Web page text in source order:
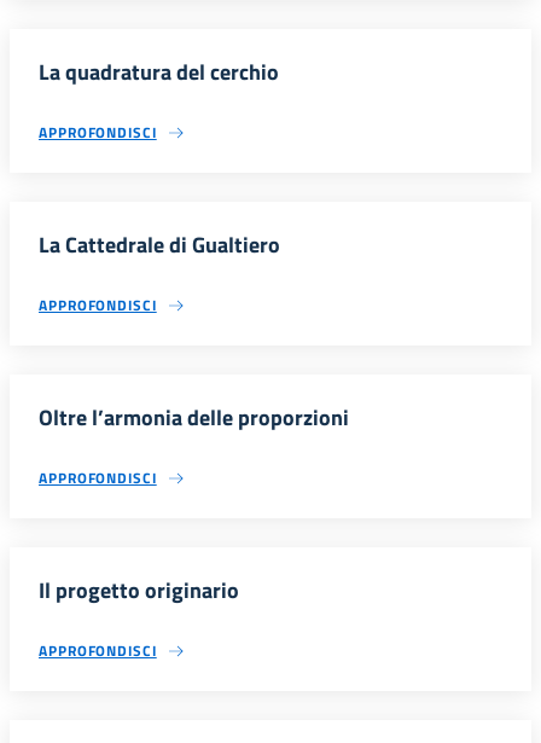
La quadratura del cerchio
APPROFONDISCI
La Cattedrale di Gualtiero
APPROFONDISCI
Oltre l’armonia delle proporzioni
APPROFONDISCI
Il progetto originario
APPROFONDISCI